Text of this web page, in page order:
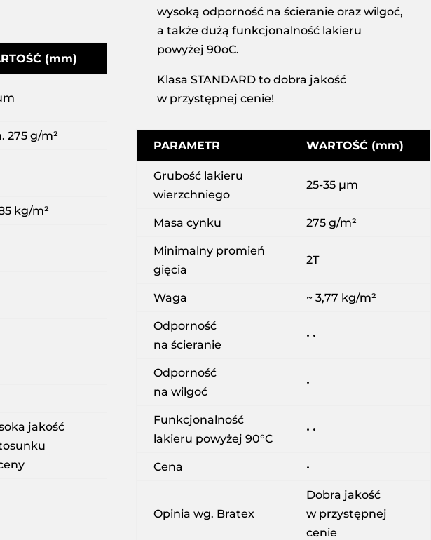
(mm)
275 g/m²
kg/m²
jakość
wysoką odporność na ścieranie oraz wilgoć,
a także dużą funkcjonalność lakieru
powyżej 90oC.
Klasa STANDARD to dobra jakość
w przystępnej cenie!
PARAMETR WARTOŚĆ (mm)
Grubość lakieru
wierzchniego
25-35 µm
Masa cynku 275 g/m²
Minimalny promień
gięcia
2T
Waga ~ 3,77 kg/m²
Odporność
na ścieranie
• •
Odporność
na wilgoć
•
Funkcjonalność
lakieru powyżej 90°C
• •
Cena •
Opinia wg. Bratex
Dobra jakość
w przystępnej
cenie